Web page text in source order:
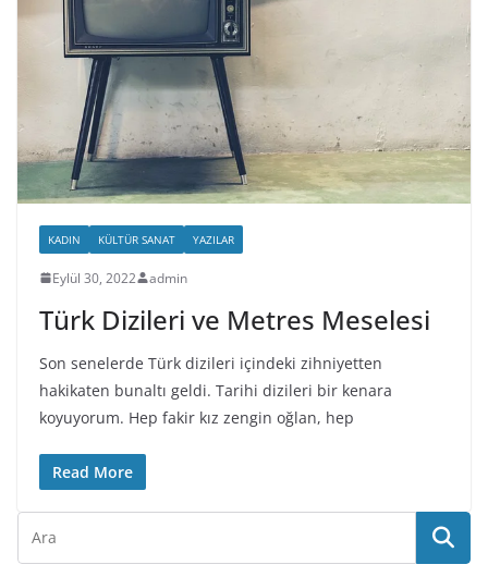
KADIN KÜLTÜR SANAT YAZILAR
Eylül 30, 2022 admin
Türk Dizileri ve Metres Meselesi
Son senelerde Türk dizileri içindeki zihniyetten
hakikaten bunaltı geldi. Tarihi dizileri bir kenara
koyuyorum. Hep fakir kız zengin oğlan, hep
Read More